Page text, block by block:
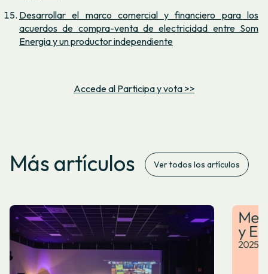
Desarrollar el marco comercial y financiero para los
acuerdos de compra-venta de electricidad entre Som
Energia y un productor independiente
Accede al Participa y vota >>
Más artículos Ver todos los artículos